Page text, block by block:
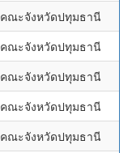
คณะจังหวัดปทุมธานี
คณะจังหวัดปทุมธานี
คณะจังหวัดปทุมธานี
คณะจังหวัดปทุมธานี
คณะจังหวัดปทุมธานี